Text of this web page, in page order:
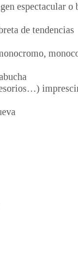
espectacular o
de tendencias